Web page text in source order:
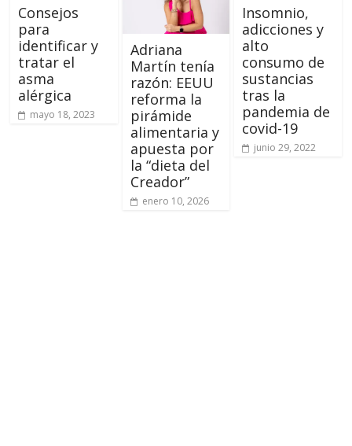
Consejos
para
identificar y
tratar el
asma
alérgica
mayo 18, 2023
Adriana
Martín tenía
razón: EEUU
reforma la
pirámide
alimentaria y
apuesta por
la “dieta del
Creador”
enero 10, 2026
Insomnio,
adicciones y
alto
consumo de
sustancias
tras la
pandemia de
covid-19
junio 29, 2022